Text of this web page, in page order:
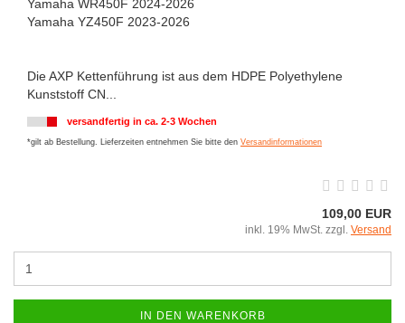
Yamaha WR450F 2024-2026
Yamaha YZ450F 2023-2026
Die AXP Kettenführung ist aus dem HDPE Polyethylene
Kunststoff CN...
versandfertig in ca. 2-3 Wochen
*gilt ab Bestellung. Lieferzeiten entnehmen Sie bitte den Versandinformationen
109,00 EUR
inkl. 19% MwSt. zzgl. Versand
IN DEN WARENKORB